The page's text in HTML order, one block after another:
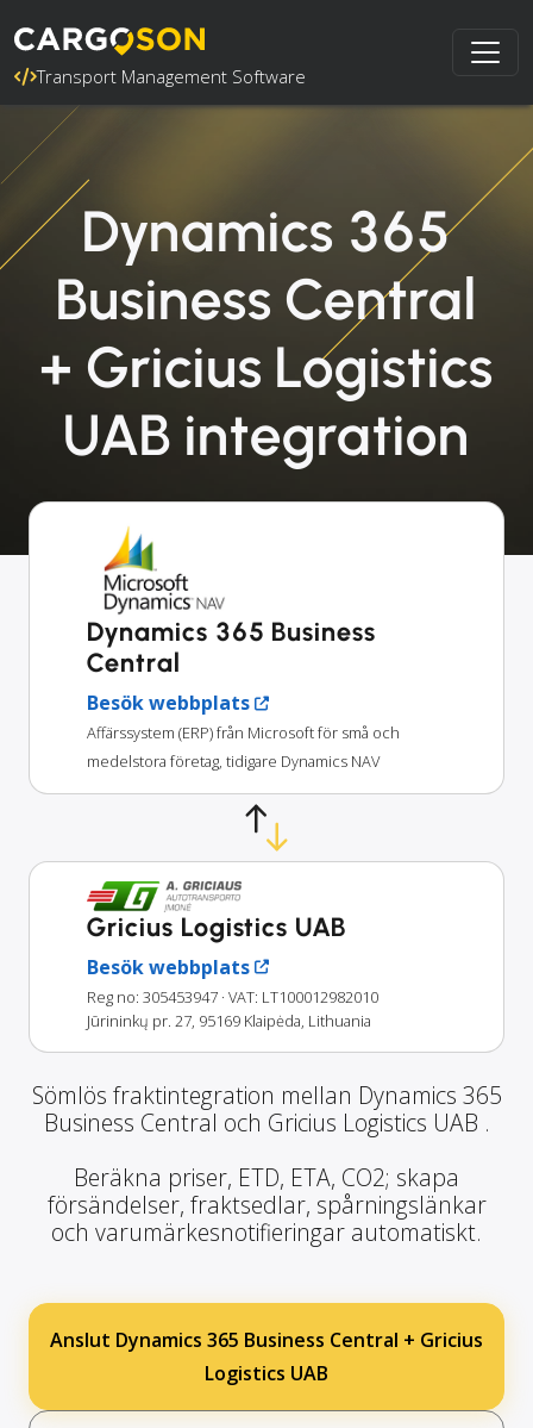
Transport Management Software
Dynamics 365
Business Central
+ Gricius Logistics
UAB integration
Dynamics 365 Business
Central
Besök webbplats
Affärssystem (ERP) från Microsoft för små och
medelstora företag, tidigare Dynamics NAV
Gricius Logistics UAB
Besök webbplats
Reg no: 305453947 · VAT: LT100012982010
Jūrininkų pr. 27, 95169 Klaipėda, Lithuania
Sömlös fraktintegration mellan Dynamics 365
Business Central och Gricius Logistics UAB .
Beräkna priser, ETD, ETA, CO2; skapa
försändelser, fraktsedlar, spårningslänkar
och varumärkesnotifieringar automatiskt.
Anslut Dynamics 365 Business Central + Gricius
Logistics UAB